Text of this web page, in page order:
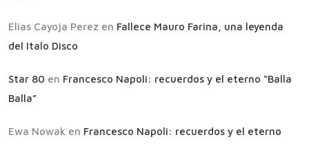
Elias Cayoja Perez en Fallece Mauro Farina, una leyenda
del Italo Disco
Star 80 en Francesco Napoli: recuerdos y el eterno “Balla
Balla”
Ewa Nowak en Francesco Napoli: recuerdos y el eterno